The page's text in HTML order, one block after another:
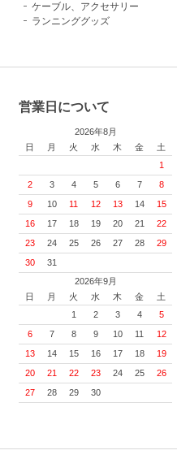
ケーブル、アクセサリー
ランニンググッズ
営業日について
2026年8月
日
月 火 水 木 金
土
1
2
3 4 5 6 7
8
9
10 11 12 13 14
15
16
17 18 19 20 21
22
23
24 25 26 27 28
29
30
31
2026年9月
日
月 火 水 木 金
土
1
2 3 4
5
6
7 8 9 10 11
12
13
14 15 16 17 18
19
20
21 22 23 24 25
26
27
28 29 30